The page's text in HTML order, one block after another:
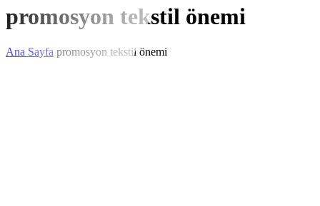
promosyon tekstil önemi
Ana Sayfa promosyon tekstil önemi